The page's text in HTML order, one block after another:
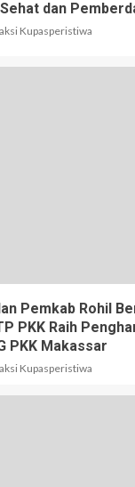
dan
Kupasperistiwa
Pemkab Rohil
PKK Raih
PKK Makassar
Kupasperistiwa